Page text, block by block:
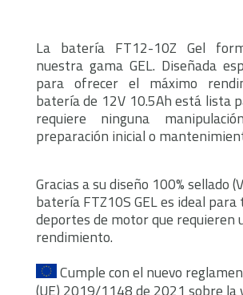
La batería FT12-10Z Gel
nuestra gama GEL. Diseñada
para ofrecer el máximo
batería de 12V 10.5Ah está lista
requiere ninguna
preparación inicial o
Gracias a su diseño 100% sellado
batería FTZ10S GEL es ideal para
deportes de motor que requieren
rendimiento.
Cumple con el nuevo
(UE) 2019/1148 de 2021 sobre la